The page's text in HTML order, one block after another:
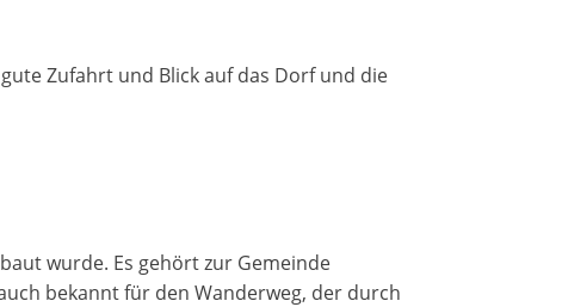
Zufahrt und Blick auf das Dorf und die
wurde. Es gehört zur Gemeinde
bekannt für den Wanderweg, der durch